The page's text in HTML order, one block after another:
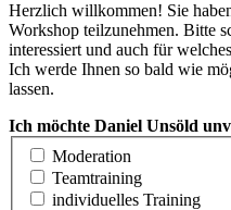
Herzlich willkommen! Sie
Workshop teilzunehmen. Bitte
interessiert und auch für
Ich werde Ihnen so bald wie
lassen.
Ich möchte Daniel Unsöld
Moderation
Teamtraining
individuelles Training